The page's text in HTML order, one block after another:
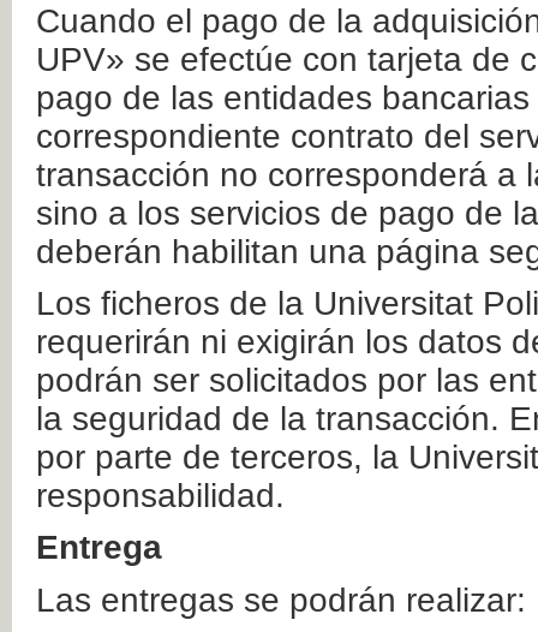
Cuando el pago de la
UPV» se efectúe con tarjeta de
pago de las entidades
correspondiente contrato del
transacción no corresponderá a
sino a los servicios de pago de
deberán habilitan una página
Los ficheros de la Universitat
requerirán ni exigirán los datos
podrán ser solicitados por las
la seguridad de la transacción.
por parte de terceros, la
responsabilidad.
Entrega
Las entregas se podrán realizar: